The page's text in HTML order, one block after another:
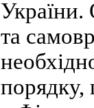
України.
та
порядку,